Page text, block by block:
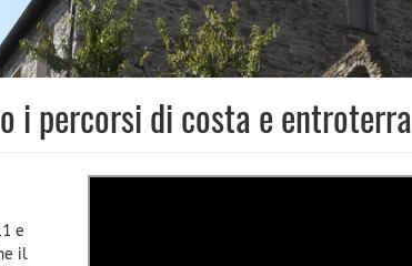
i percorsi di costa e entroterra
e
il